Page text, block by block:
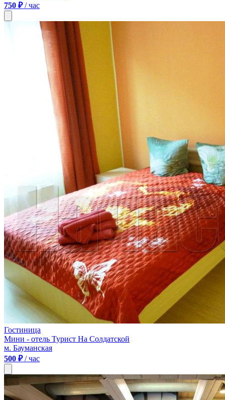
750 ₽/ час
Гостиница
Мини - отель Турист На Солдатской
м. Бауманская
500 ₽/ час